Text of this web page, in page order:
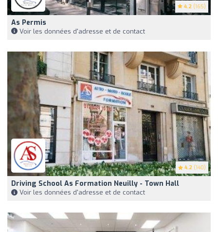
4.2 (165)
As Permis
Voir les données d'adresse et de contact
4.2 (140)
Driving School As Formation Neuilly - Town Hall
Voir les données d'adresse et de contact